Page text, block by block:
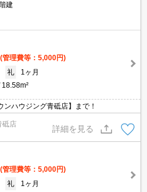
建
(管理費等：5,000円)
礼
1ヶ月
18.58m²
ハウジング青砥店】まで！
砥店
詳細を見る
(管理費等：5,000円)
礼
1ヶ月